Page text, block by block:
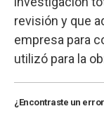
revisión y que
empresa para
utilizó para la
¿Encontraste un